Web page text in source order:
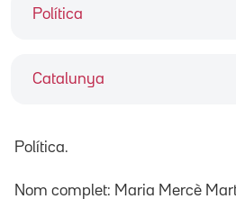
Política
Catalunya
Política.
Nom complet: Maria Mercè